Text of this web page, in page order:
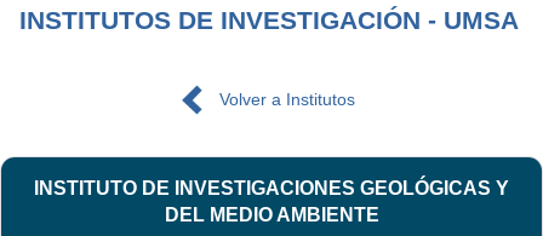
INSTITUTOS DE INVESTIGACIÓN - UMSA
Volver a Institutos
INSTITUTO DE INVESTIGACIONES GEOLÓGICAS Y
DEL MEDIO AMBIENTE